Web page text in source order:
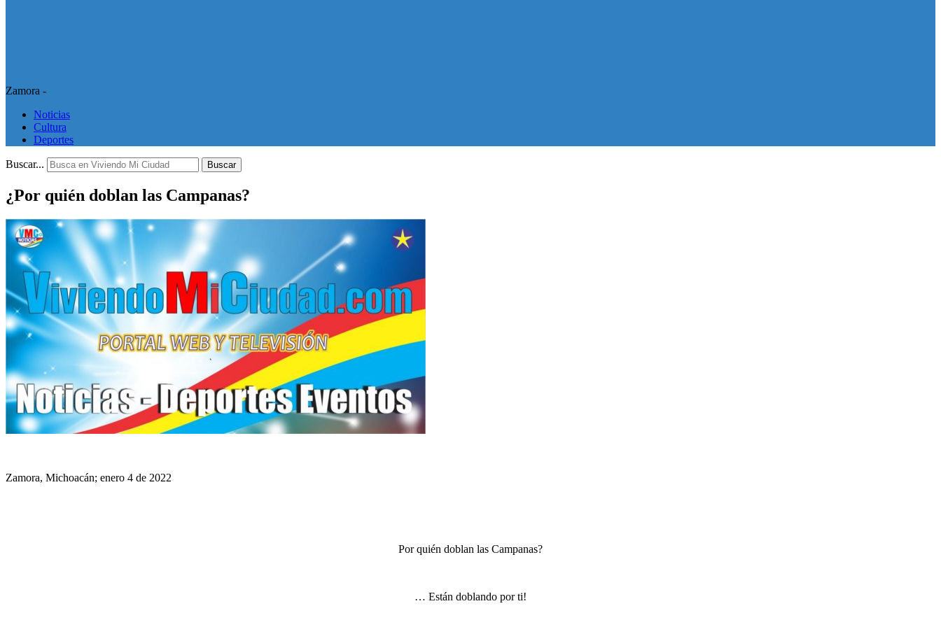
Zamora -
Noticias
Cultura
Deportes
Buscar... Buscar
¿Por quién doblan las Campanas?
Zamora, Michoacán; enero 4 de 2022
Por quién doblan las Campanas?
… Están doblando por ti!